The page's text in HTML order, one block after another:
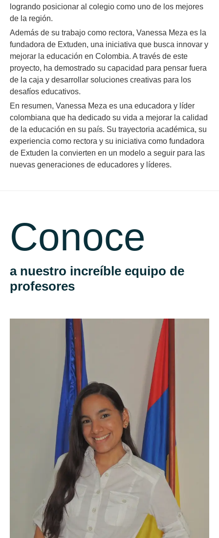
logrando posicionar al colegio como uno de los mejores
de la región.
Además de su trabajo como rectora, Vanessa Meza es la
fundadora de Extuden, una iniciativa que busca innovar y
mejorar la educación en Colombia. A través de este
proyecto, ha demostrado su capacidad para pensar fuera
de la caja y desarrollar soluciones creativas para los
desafíos educativos.
En resumen, Vanessa Meza es una educadora y líder
colombiana que ha dedicado su vida a mejorar la calidad
de la educación en su país. Su trayectoria académica, su
experiencia como rectora y su iniciativa como fundadora
de Extuden la convierten en un modelo a seguir para las
nuevas generaciones de educadores y líderes.
Conoce
a nuestro increíble equipo de
profesores